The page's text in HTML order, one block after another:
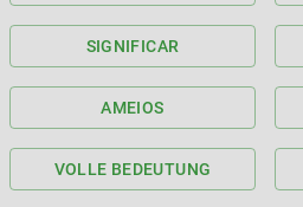
SIGNIFICAR
AMEIOS
VOLLE BEDEUTUNG